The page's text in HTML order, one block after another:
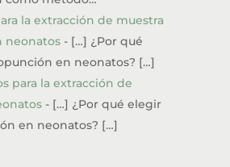
la extracción de muestra
neonatos- […] ¿Por qué
en neonatos? […]
para la extracción de
- […] ¿Por qué elegir
en neonatos? […]